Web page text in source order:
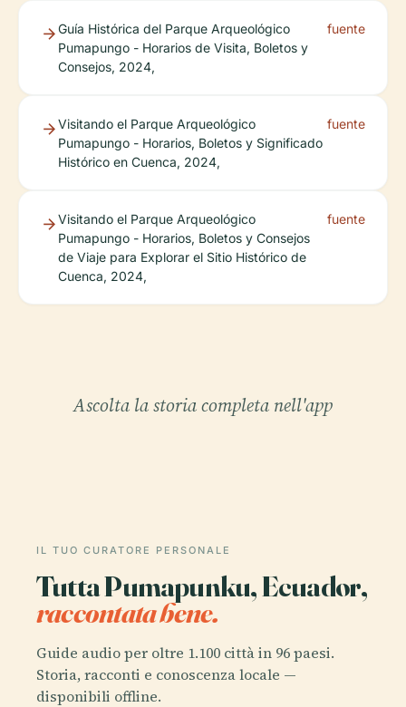
Guía Histórica del Parque Arqueológico
Pumapungo - Horarios de Visita, Boletos y
Consejos, 2024,
fuente
Visitando el Parque Arqueológico
Pumapungo - Horarios, Boletos y Significado
Histórico en Cuenca, 2024,
fuente
Visitando el Parque Arqueológico
Pumapungo - Horarios, Boletos y Consejos
de Viaje para Explorar el Sitio Histórico de
Cuenca, 2024,
fuente
Ascolta la storia completa nell'app
IL TUO CURATORE PERSONALE
Tutta Pumapunku, Ecuador,
raccontata bene.
Guide audio per oltre 1.100 città in 96 paesi.
Storia, racconti e conoscenza locale —
disponibili offline.